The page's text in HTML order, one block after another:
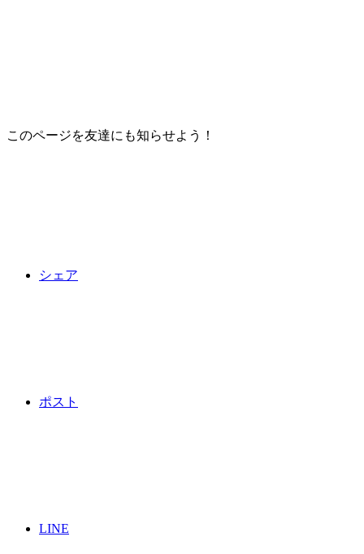
このページを友達にも知らせよう！
シェア
ポスト
LINE